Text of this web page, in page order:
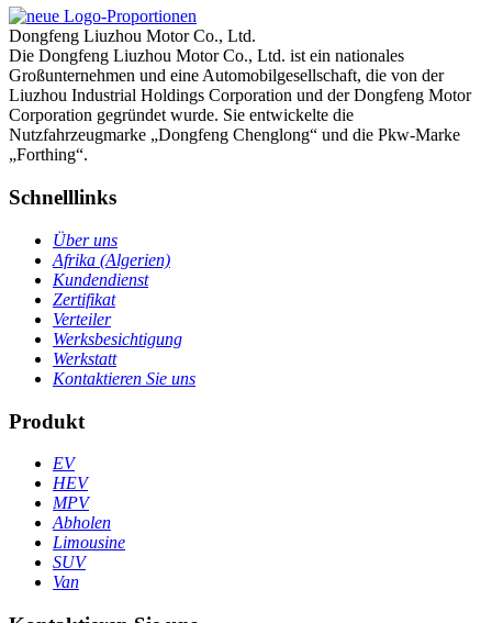
Dongfeng Liuzhou Motor Co., Ltd.
Die Dongfeng Liuzhou Motor Co., Ltd. ist ein nationales
Großunternehmen und eine Automobilgesellschaft, die von der
Liuzhou Industrial Holdings Corporation und der Dongfeng Motor
Corporation gegründet wurde. Sie entwickelte die
Nutzfahrzeugmarke „Dongfeng Chenglong“ und die Pkw-Marke
„Forthing“.
Schnelllinks
Über uns
Afrika (Algerien)
Kundendienst
Zertifikat
Verteiler
Werksbesichtigung
Werkstatt
Kontaktieren Sie uns
Produkt
EV
HEV
MPV
Abholen
Limousine
SUV
Van